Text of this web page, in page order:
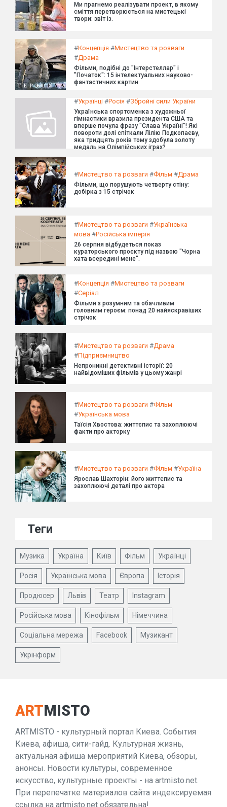
Ми прагнемо реалізувати проект, в якому
сміття перетворюється на мистецькі
твори: звіт із.
#Концепція #Мистецтво та розваги
#Драма
Фільми, подібні до "Інтерстеллар" і
"Початок": 15 інтелектуальних науково-
фантастичних картин
#Українці #Росія #Збройні сили України
Українська спортсменка з художньої
гімнастики вразила президента США та
вперше почула фразу "Слава Україні"! Які
повороти долі спіткали Лілію Подкопаєву,
яка тридцять років тому здобула золоту
медаль на Олімпійських іграх?
#Мистецтво та розваги #Фільм #Драма
Фільми, що порушують четверту стіну:
добірка з 15 стрічок
#Мистецтво та розваги #Українська
мова #Російська імперія
26 серпня відбудеться показ
кураторського проєкту під назвою "Чорна
хата всередині мене".
#Концепція #Мистецтво та розваги
#Серіал
Фільми з розумним та обачливим
головним героєм: понад 20 найяскравіших
стрічок
#Мистецтво та розваги #Драма
#Підприємництво
Непроникні детективні історії: 20
найвідоміших фільмів у цьому жанрі
#Мистецтво та розваги #Фільм
#Українська мова
Таїсія Хвостова: життєпис та захоплюючі
факти про акторку
#Мистецтво та розваги #Фільм #Україна
Ярослав Шахторін: його життєпис та
захоплюючі деталі про актора
Теги
Музика Україна Київ Фільм Українці
Росія Українська мова Європа Історія
Продюсер Львів Театр Instagram
Російська мова Кінофільм Німеччина
Соціальна мережа Facebook Музикант
Укрінформ
ARTMISTO
ARTMISTO - культурный портал Киева. События
Киева, афиша, сити-гайд. Культурная жизнь,
актуальная афиша мероприятий Киева, обзоры,
анонсы. Новости культуры, современное
искусство, культурные проекты - на artmisto.net.
При перепечатке материалов сайта индексируемая
ссылка на artmisto.net обязательна!